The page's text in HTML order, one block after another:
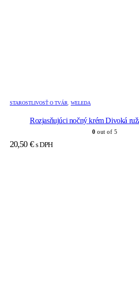
STAROSTLIVOSŤ O TVÁR, WELEDA
Rozjasňujúci nočný krém Divoká
0 out of 5
20,50 € s DPH